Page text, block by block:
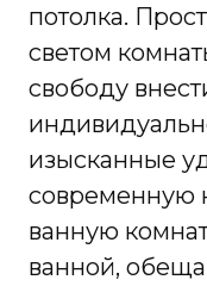
потолка.
светом
свободу
изысканные
современную
ванную
ванной,